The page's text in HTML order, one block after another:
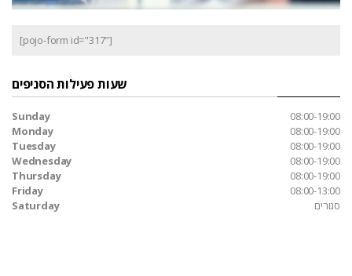
[pojo-form id="317"]
שעות פעילות הסניפים
Sunday
08:00-19:00
Monday
08:00-19:00
Tuesday
08:00-19:00
Wednesday
08:00-19:00
Thursday
08:00-19:00
Friday
08:00-13:00
Saturday
סגורים